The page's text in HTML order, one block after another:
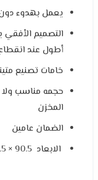
يعمل بهدوء دون
التصميم الأفقي
أطول عند
خامات تصنيع
حجمه مناسب
المخزن
الضمان عامين
الابعاد 90.5 × 84.5 × 54.5 سم